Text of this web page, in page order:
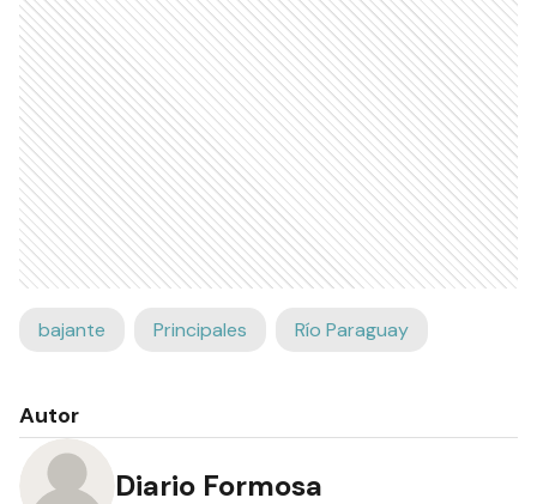
bajante Principales Río Paraguay
Autor
Diario Formosa